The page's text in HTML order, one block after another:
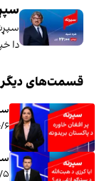
دا
قسمت‌های دیگر